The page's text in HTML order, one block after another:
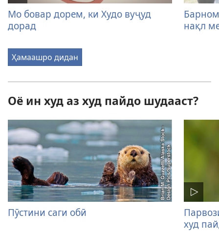
Мо бовар дорем, ки Худо вуҷуд
дорад
нақл
Ҳамаашро дидан
Оё ин худ аз худ пайдо шудааст?
Пӯстини саги обӣ
худ